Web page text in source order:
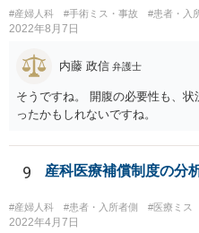
ては慰謝料の請求は認められない
#産婦人科 #手術ミス・事故 #患者・入
2022年8月7日
内藤 政信 弁護士
そうですね。 開腹の必要性も、
ったかもしれないですね。
9 産科医療補償制度の分
#産婦人科 #患者・入所者側 #医療ミス
2022年4月7日